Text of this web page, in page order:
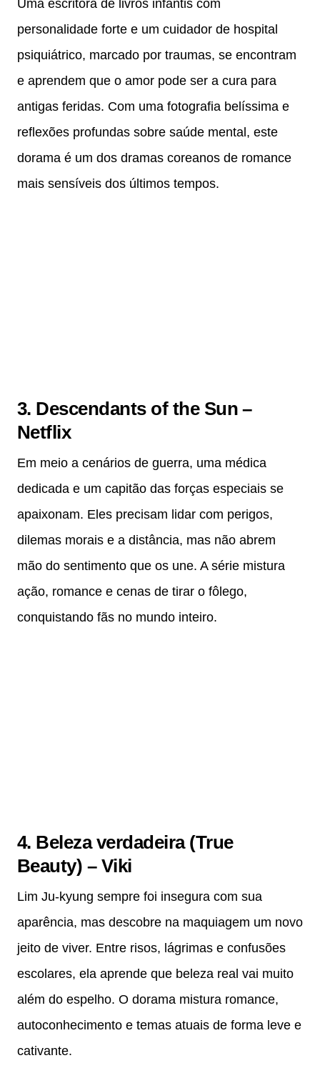
Uma escritora de livros infantis com
personalidade forte e um cuidador de hospital
psiquiátrico, marcado por traumas, se encontram
e aprendem que o amor pode ser a cura para
antigas feridas. Com uma fotografia belíssima e
reflexões profundas sobre saúde mental, este
dorama é um dos dramas coreanos de romance
mais sensíveis dos últimos tempos.
3. Descendants of the Sun –
Netflix
Em meio a cenários de guerra, uma médica
dedicada e um capitão das forças especiais se
apaixonam. Eles precisam lidar com perigos,
dilemas morais e a distância, mas não abrem
mão do sentimento que os une. A série mistura
ação, romance e cenas de tirar o fôlego,
conquistando fãs no mundo inteiro.
4. Beleza verdadeira (True
Beauty) – Viki
Lim Ju‑kyung sempre foi insegura com sua
aparência, mas descobre na maquiagem um novo
jeito de viver. Entre risos, lágrimas e confusões
escolares, ela aprende que beleza real vai muito
além do espelho. O dorama mistura romance,
autoconhecimento e temas atuais de forma leve e
cativante.